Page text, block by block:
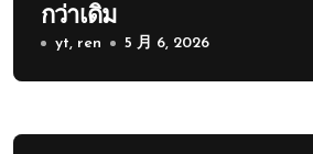
กว่าเดิม
yt, ren 5 月 6, 2026